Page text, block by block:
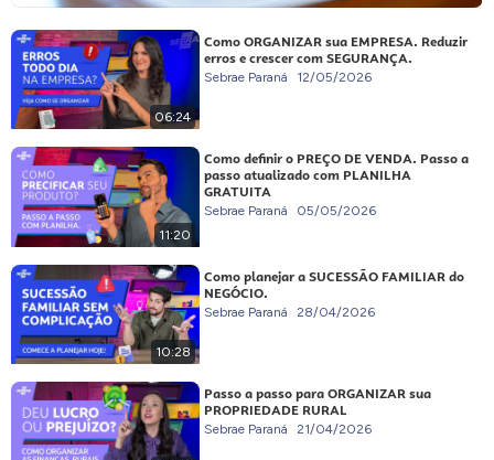
06:24
Como ORGANIZAR sua EMPRESA. Reduzir
erros e crescer com SEGURANÇA.
Sebrae Paraná 12/05/2026
11:20
Como definir o PREÇO DE VENDA. Passo a
passo atualizado com PLANILHA
GRATUITA
Sebrae Paraná 05/05/2026
10:28
Como planejar a SUCESSÃO FAMILIAR do
NEGÓCIO.
Sebrae Paraná 28/04/2026
Passo a passo para ORGANIZAR sua
PROPRIEDADE RURAL
Sebrae Paraná 21/04/2026